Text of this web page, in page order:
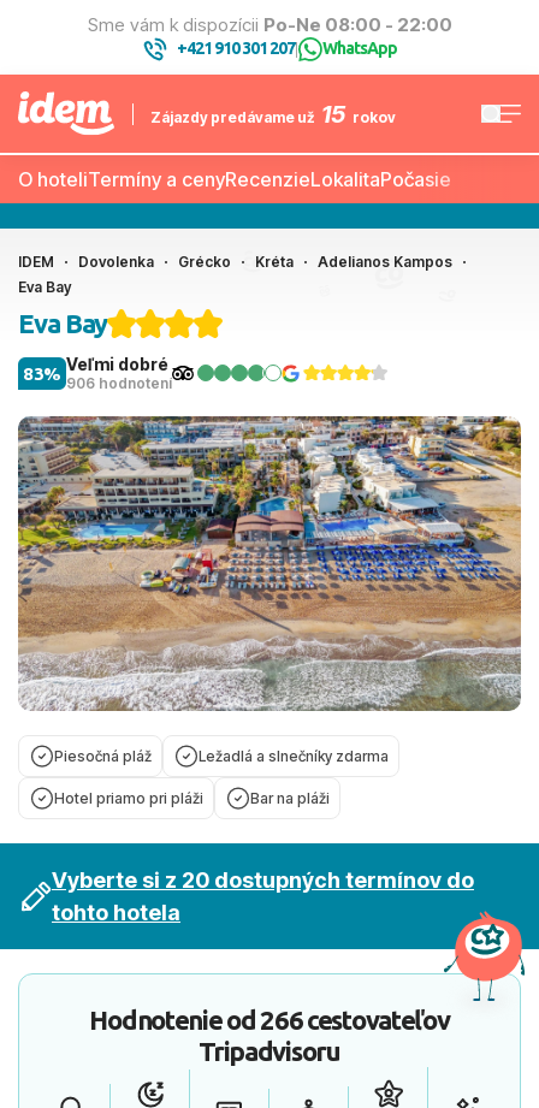
Sme vám k dispozícii Po-Ne 08:00 - 22:00
+421 910 301 207| WhatsApp
Zájazdy predávame už 15 rokov
O hoteliTermíny a cenyRecenzieLokalitaPočasie
IDEM Dovolenka Grécko Kréta
Adelianos Kampos
Eva Bay
Eva Bay
Veľmi dobré
906 hodnotení
83%
Piesočná pláž Ležadlá a slnečníky zdarma
Hotel priamo pri pláži Bar na pláži
Vyberte si z 20 dostupných termínov do
tohto hotela
Hodnotenie od266 cestovateľov
Tripadvisoru